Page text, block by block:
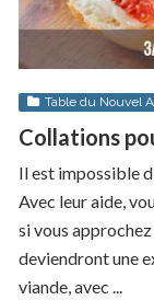
Table du Nouvel
Collations
Il est impossible
Avec leur aide,
si vous
deviendront une
viande, avec ...